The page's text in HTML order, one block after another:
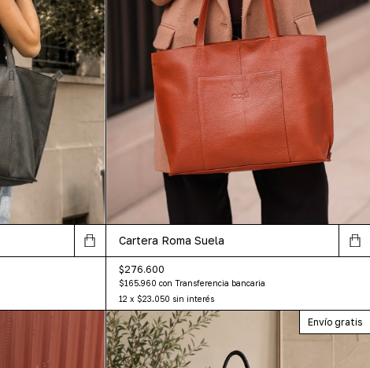
Cartera Roma Suela
$276.600
$165.960 con Transferencia bancaria
12 x $23.050 sin interés
Envío gratis